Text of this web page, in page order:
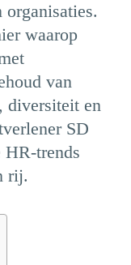
waarop
van
diversiteit en
SD
trends
rij.